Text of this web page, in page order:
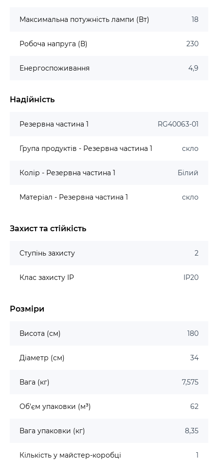
Максимальна потужність лампи (Вт) 18
Робоча напруга (В) 230
Енергоспоживання 4,9
Надійність
Резервна частина 1 RG40063-01
Група продуктів - Резервна частина 1 скло
Колір - Резервна частина 1 Білий
Матеріал - Резервна частина 1 скло
Захист та стійкість
Ступінь захисту 2
Клас захисту IP IP20
Розміри
Висота (см) 180
Діаметр (см) 34
Вага (кг) 7,575
Об'єм упаковки (м³) 62
Вага упаковки (кг) 8,35
Кількість у майстер-коробці 1